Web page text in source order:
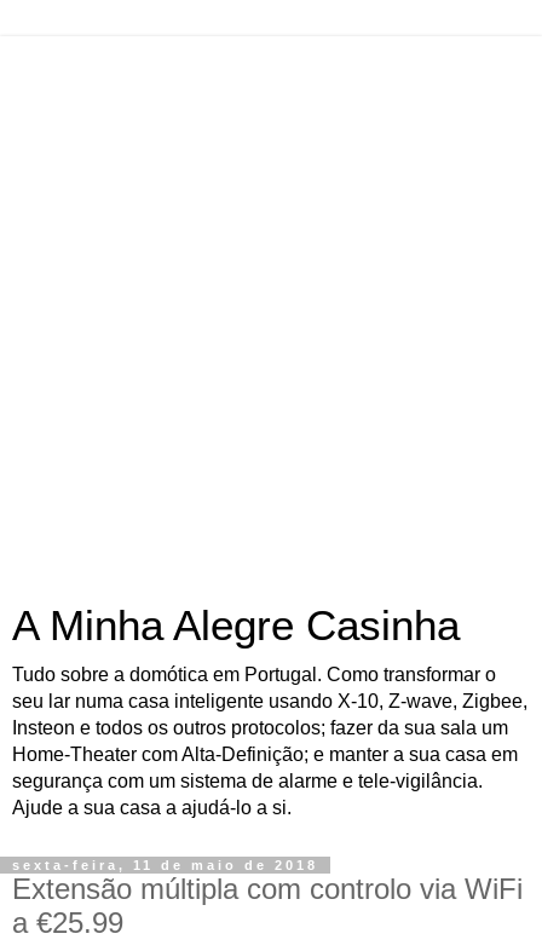
A Minha Alegre Casinha
Tudo sobre a domótica em Portugal. Como transformar o
seu lar numa casa inteligente usando X-10, Z-wave, Zigbee,
Insteon e todos os outros protocolos; fazer da sua sala um
Home-Theater com Alta-Definição; e manter a sua casa em
segurança com um sistema de alarme e tele-vigilância.
Ajude a sua casa a ajudá-lo a si.
sexta-feira, 11 de maio de 2018
Extensão múltipla com controlo via WiFi
a €25.99